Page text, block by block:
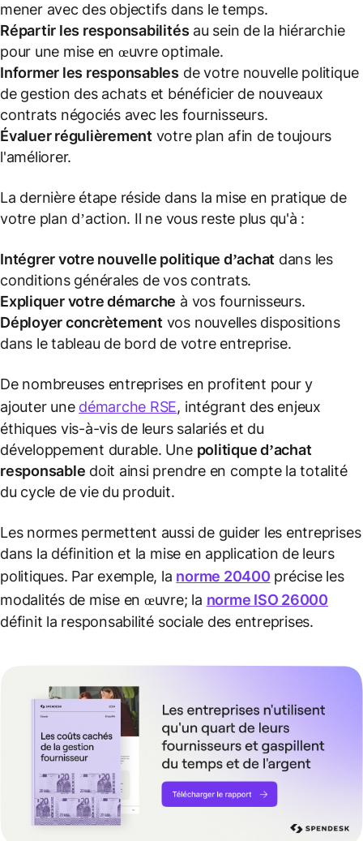
mener avec des objectifs dans le temps.
Répartir les responsabilités au sein de la hiérarchie
pour une mise en œuvre optimale.
Informer les responsables de votre nouvelle politique
de gestion des achats et bénéficier de nouveaux
contrats négociés avec les fournisseurs.
Évaluer régulièrement votre plan afin de toujours
l'améliorer.
La dernière étape réside dans la mise en pratique de
votre plan d’action. Il ne vous reste plus qu'à :
Intégrer votre nouvelle politique d’achat dans les
conditions générales de vos contrats.
Expliquer votre démarche à vos fournisseurs.
Déployer concrètement vos nouvelles dispositions
dans le tableau de bord de votre entreprise.
De nombreuses entreprises en profitent pour y
ajouter une démarche RSE, intégrant des enjeux
éthiques vis-à-vis de leurs salariés et du
développement durable. Une politique d’achat
responsable doit ainsi prendre en compte la totalité
du cycle de vie du produit.
Les normes permettent aussi de guider les entreprises
dans la définition et la mise en application de leurs
politiques. Par exemple, la norme 20400 précise les
modalités de mise en œuvre; la norme ISO 26000
définit la responsabilité sociale des entreprises.